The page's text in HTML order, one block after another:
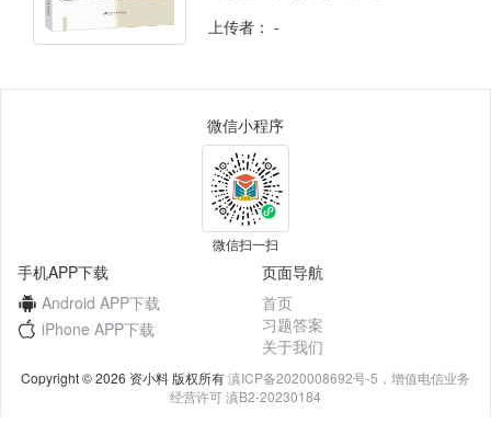
上传者： -
微信小程序
微信扫一扫
手机APP下载
Android APP下载
iPhone APP下载
页面导航
首页
习题答案
关于我们
Copyright © 2026 资小料 版权所有滇ICP备2020008692号-5，增值电信业务
经营许可 滇B2-20230184